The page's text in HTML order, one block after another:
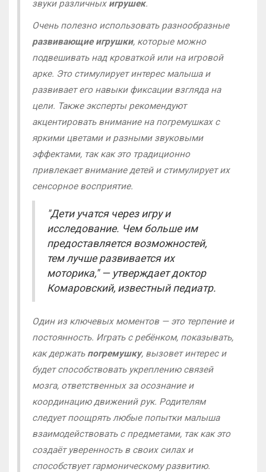
звуки различных игрушек.
Очень полезно использовать разнообразные
развивающие игрушки, которые можно
подвешивать над кроваткой или на игровой
арке. Это стимулирует интерес малыша и
развивает его навыки фиксации взгляда на
цели. Также эксперты рекомендуют
акцентировать внимание на погремушках с
яркими цветами и разными звуковыми
эффектами, так как это традиционно
привлекает внимание детей и стимулирует их
сенсорное восприятие.
"Дети учатся через игру и
исследование. Чем больше им
предоставляется возможностей,
тем лучше развивается их
моторика," — утверждает доктор
Комаровский, известный педиатр.
Один из ключевых моментов — это терпение и
постоянность. Играть с ребёнком, показывать,
как держать погремушку, вызовет интерес и
будет способствовать укреплению связей
мозга, ответственных за осознание и
координацию движений рук. Родителям
следует поощрять любые попытки малыша
взаимодействовать с предметами, так как это
создаёт уверенность в своих силах и
способствует гармоническому развитию.